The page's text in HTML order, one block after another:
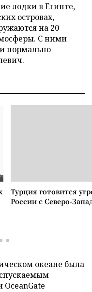
лодки в Египте,
островах,
на 20
С ними
нормально
Турция готовится
России с Северо-
океане была